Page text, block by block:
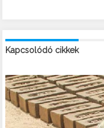
Kapcsolódó cikkek